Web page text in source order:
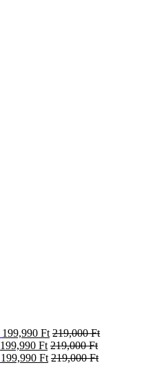
199,990 Ft 219,000Ft
199,990 Ft 219,000Ft
199,990 Ft 219,000Ft